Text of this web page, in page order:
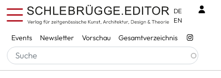
Direkt zum Inhalt
Services
Events Newsletter Vorschau Gesamtverzeichnis
DE
EN
Pfadnavigation
Startseite Über Uns